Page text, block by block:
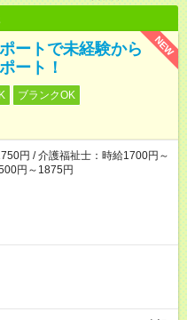
NEW
ートで未経験から
ート！
ブランクOK
円 / 介護福祉士：時給1700円～
円～1875円